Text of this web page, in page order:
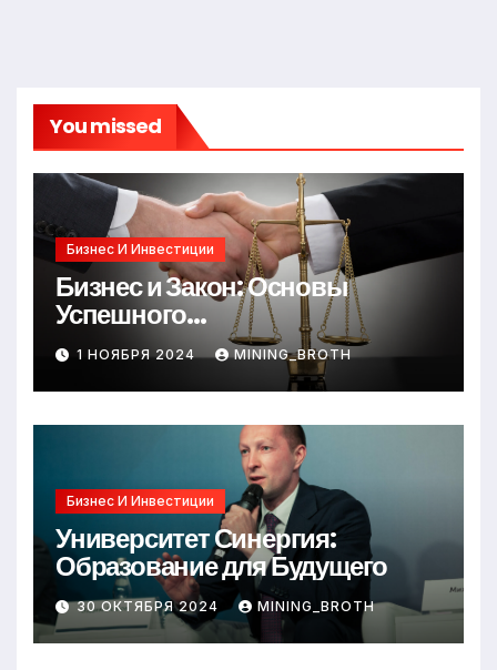
You missed
Бизнес И Инвестиции
Бизнес и Закон: Основы
Успешного
Предпринимательства
1 НОЯБРЯ 2024 MINING_BROTH
Бизнес И Инвестиции
Университет Синергия:
Образование для Будущего
30 ОКТЯБРЯ 2024 MINING_BROTH